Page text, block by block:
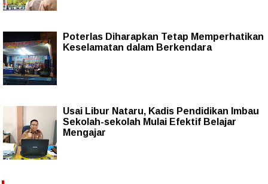
Poterlas Diharapkan Tetap Memperhatikan
Keselamatan dalam Berkendara
Usai Libur Nataru, Kadis Pendidikan Imbau
Sekolah-sekolah Mulai Efektif Belajar
Mengajar